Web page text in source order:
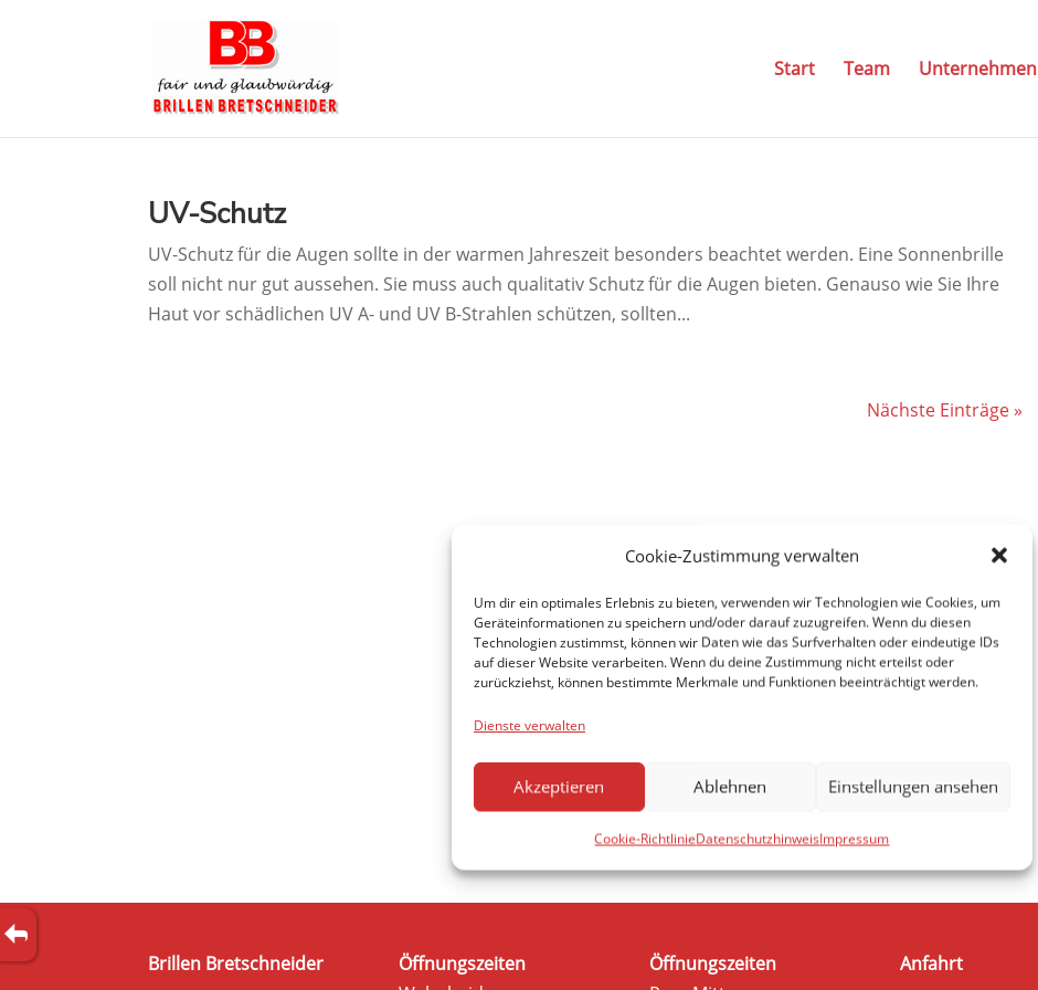
Cookie-Zustimmung verwalten
Um dir ein optimales Erlebnis zu bieten, verwenden wir Technologien wie Cookies, um
Geräteinformationen zu speichern und/oder darauf zuzugreifen. Wenn du diesen
Technologien zustimmst, können wir Daten wie das Surfverhalten oder eindeutige IDs
auf dieser Website verarbeiten. Wenn du deine Zustimmung nicht erteilst oder
zurückziehst, können bestimmte Merkmale und Funktionen beeinträchtigt werden.
Dienste verwalten
Akzeptieren Ablehnen Einstellungen ansehen
Cookie-RichtlinieDatenschutzhinweisImpressum
Start Team Unternehmen
UV-Schutz
UV-Schutz für die Augen sollte in der warmen Jahreszeit besonders beachtet werden. Eine Sonnenbrille
soll nicht nur gut aussehen. Sie muss auch qualitativ Schutz für die Augen bieten. Genauso wie Sie Ihre
Haut vor schädlichen UV A- und UV B-Strahlen schützen, sollten...
Nächste Einträge »
Brillen Bretschneider
Öffnungszeiten
Öffnungszeiten
Anfahrt